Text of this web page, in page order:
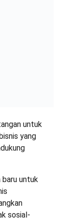
untuk
yang
baru untuk
sosial-